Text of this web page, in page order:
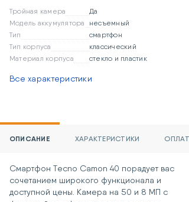
Тройная камера
Да
Модель аккумулятора
несъемный
Тип
смартфон
Тип корпуса
классический
Материал корпуса
стекло и пластик
Все характеристики
ОПИСАНИЕ ХАРАКТЕРИСТИКИ
Смартфон Tecno Camon 40 порадует вас
сочетанием широкого функционала и
доступной цены. Камера на 50 и 8 МП с